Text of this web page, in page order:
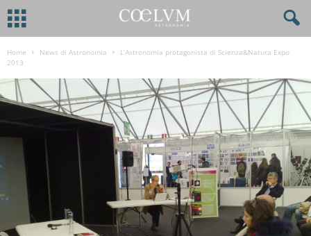
Home News di Astronomia
L’Astronomia protagonista di Scienza&Natura Expo
2013